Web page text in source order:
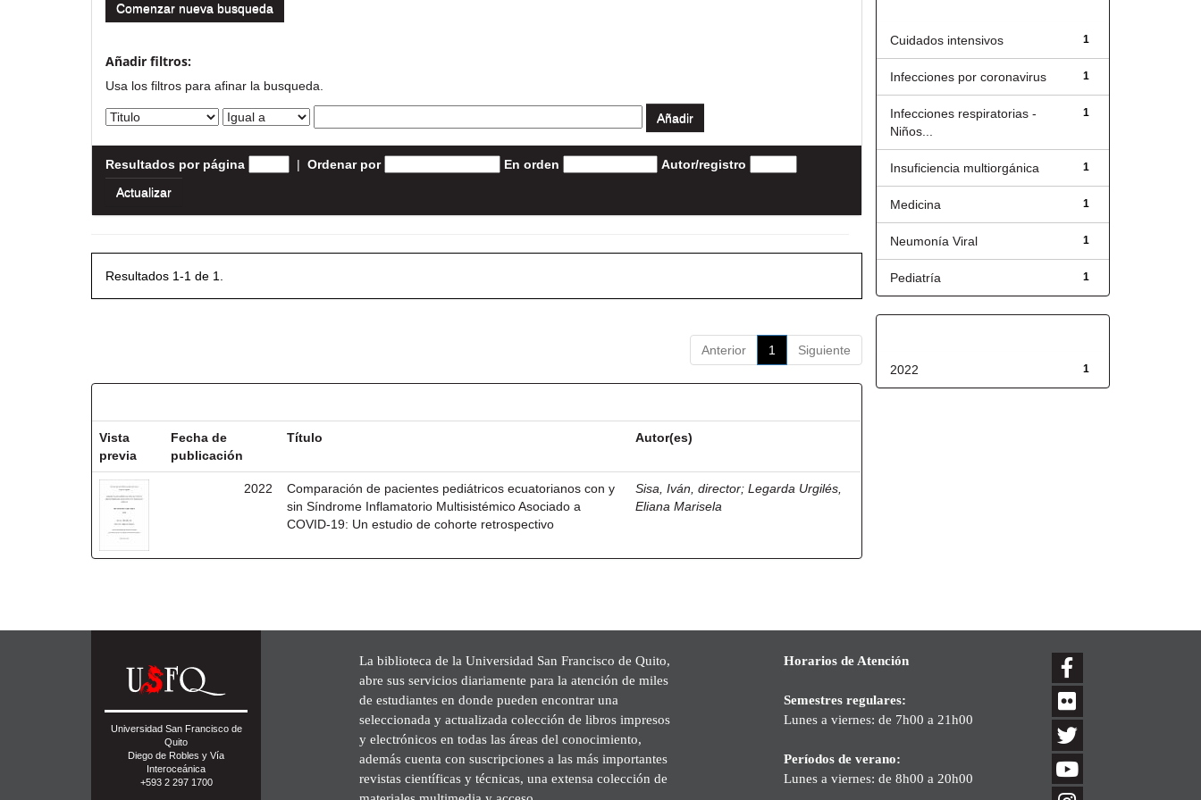
Comenzar nueva busqueda
Añadir filtros:
Usa los filtros para afinar la busqueda.
Resultados por página | Ordenar por En orden Autor/registro
Resultados 1-1 de 1.
Anterior 1 Siguiente
Vista
previa
Fecha de
publicación
Título Autor(es)
2022
Comparación de pacientes pediátricos ecuatorianos con y
sin Síndrome Inflamatorio Multisistémico Asociado a
COVID-19: Un estudio de cohorte retrospectivo
Sisa, Iván, director;Legarda Urgilés,
Eliana Marisela
1
Cuidados intensivos
1
Infecciones por coronavirus
1
Infecciones respiratorias -
Niños...
1
Insuficiencia multiorgánica
1
Medicina
1
Neumonía Viral
1
Pediatría
1
2022
Universidad San Francisco de
Quito
Diego de Robles y Vía
Interoceánica
+593 2 297 1700
La biblioteca de la Universidad San Francisco de Quito,
abre sus servicios diariamente para la atención de miles
de estudiantes en donde pueden encontrar una
seleccionada y actualizada colección de libros impresos
y electrónicos en todas las áreas del conocimiento,
además cuenta con suscripciones a las más importantes
revistas científicas y técnicas, una extensa colección de
Horarios de Atención
Semestres regulares:
Lunes a viernes: de 7h00 a 21h00
Períodos de verano:
Lunes a viernes: de 8h00 a 20h00